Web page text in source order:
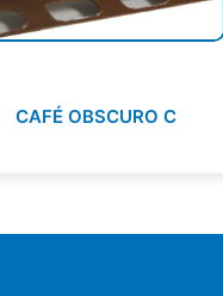
CAFÉ OBSCURO C